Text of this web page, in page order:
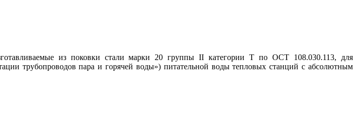
из поковки стали марки 20 группы II категории Т по ОСТ 108.030.113, для
трубопроводов пара и горячей воды») питательной воды тепловых станций с абсолютным